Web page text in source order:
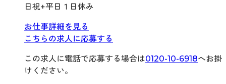
日祝+平日１日休み
お仕事詳細を見る
こちらの求人に応募する
この求人に電話で応募する場合は0120-10-6918へお掛
けください。